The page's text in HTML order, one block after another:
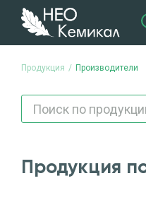
Продукция Производители
Продукция